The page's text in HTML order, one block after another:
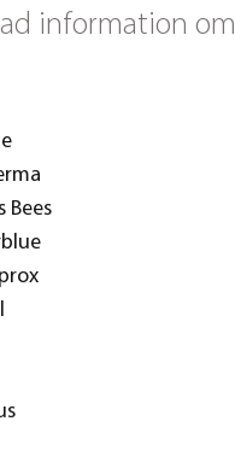
information
Bees